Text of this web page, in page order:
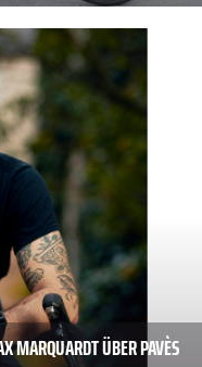
MARQUARDT ÜBER PAVÈS